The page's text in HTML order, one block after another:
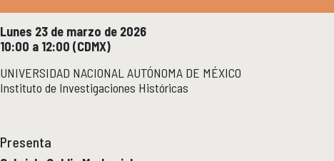
Lunes 23 de marzo de 2026
10:00 a 12:00 (CDMX)
UNIVERSIDAD NACIONAL AUTÓNOMA DE MÉXICO
Instituto de Investigaciones Históricas
Presenta